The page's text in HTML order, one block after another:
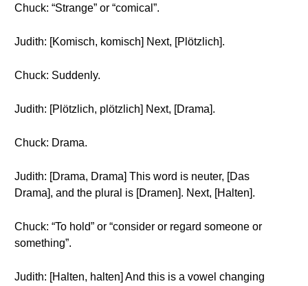
Chuck: “Strange” or “comical”.
Judith: [Komisch, komisch] Next, [Plötzlich].
Chuck: Suddenly.
Judith: [Plötzlich, plötzlich] Next, [Drama].
Chuck: Drama.
Judith: [Drama, Drama] This word is neuter, [Das
Drama], and the plural is [Dramen]. Next, [Halten].
Chuck: “To hold” or “consider or regard someone or
something”.
Judith: [Halten, halten] And this is a vowel changing